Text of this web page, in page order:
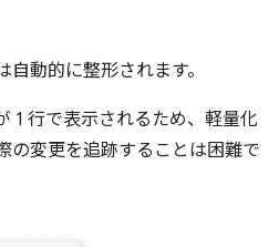
動的に整形されます。
1 行で表示されるため、軽量化
の変更を追跡することは困難で